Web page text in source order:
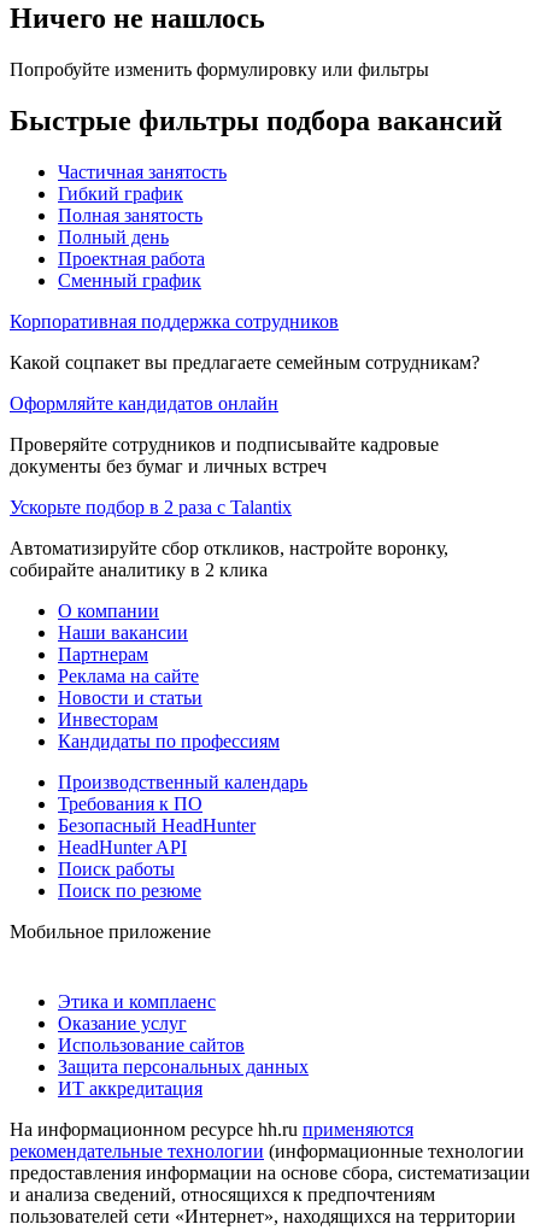
Ничего не нашлось
Попробуйте изменить формулировку или фильтры
Быстрые фильтры подбора вакансий
Частичная занятость
Гибкий график
Полная занятость
Полный день
Проектная работа
Сменный график
Корпоративная поддержка сотрудников
Какой соцпакет вы предлагаете семейным сотрудникам?
Оформляйте кандидатов онлайн
Проверяйте сотрудников и подписывайте кадровые
документы без бумаг и личных встреч
Ускорьте подбор в 2 раза с Talantix
Автоматизируйте сбор откликов, настройте воронку,
собирайте аналитику в 2 клика
О компании
Наши вакансии
Партнерам
Реклама на сайте
Новости и статьи
Инвесторам
Кандидаты по профессиям
Производственный календарь
Требования к ПО
Безопасный HeadHunter
HeadHunter API
Поиск работы
Поиск по резюме
Мобильное приложение
Этика и комплаенс
Оказание услуг
Использование сайтов
Защита персональных данных
ИТ аккредитация
На информационном ресурсе hh.ru применяются
рекомендательные технологии (информационные технологии
предоставления информации на основе сбора, систематизации
и анализа сведений, относящихся к предпочтениям
пользователей сети «Интернет», находящихся на территории